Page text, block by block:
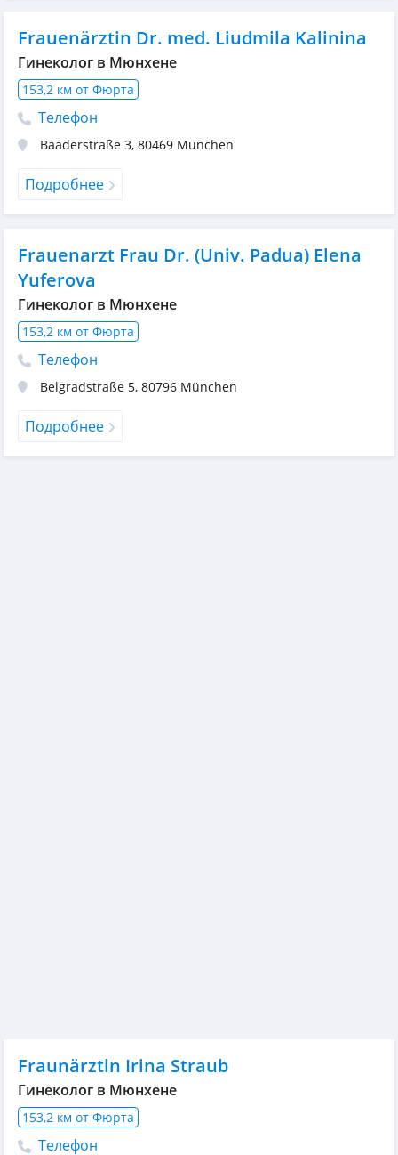
Frauenärztin Dr. med. Liudmila Kalinina
Гинеколог в Мюнхене
153,2 км от Фюрта
Телефон
Baaderstraße 3, 80469 München
Подробнее
Frauenarzt Frau Dr. (Univ. Padua) Elena
Yuferova
Гинеколог в Мюнхене
153,2 км от Фюрта
Телефон
Belgradstraße 5, 80796 München
Подробнее
Fraunärztin Irina Straub
Гинеколог в Мюнхене
153,2 км от Фюрта
Телефон